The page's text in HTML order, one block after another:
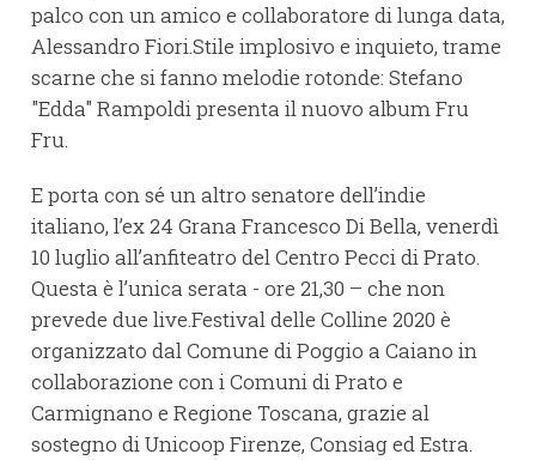
palco con un amico e collaboratore di lunga data,
Alessandro Fiori.Stile implosivo e inquieto, trame
scarne che si fanno melodie rotonde: Stefano
"Edda" Rampoldi presenta il nuovo album Fru
Fru.
E porta con sé un altro senatore dell’indie
italiano, l’ex 24 Grana Francesco Di Bella, venerdì
10 luglio all’anfiteatro del Centro Pecci di Prato.
Questa è l’unica serata - ore 21,30 – che non
prevede due live.Festival delle Colline 2020 è
organizzato dal Comune di Poggio a Caiano in
collaborazione con i Comuni di Prato e
Carmignano e Regione Toscana, grazie al
sostegno di Unicoop Firenze, Consiag ed Estra.